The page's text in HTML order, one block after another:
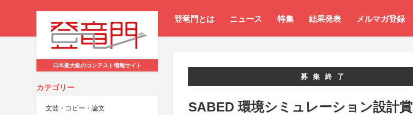
登竜門とは ニュース 特集 結果発表 メルマガ登録
日本最大級のコンテスト情報サイト
カテゴリー
文芸・コピー・論文
募集終了
SABED 環境シミュレーション設計賞